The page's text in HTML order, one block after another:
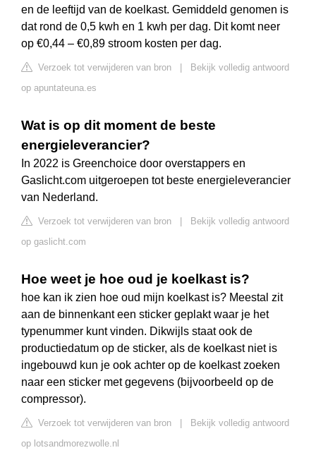
en de leeftijd van de koelkast. Gemiddeld genomen is
dat rond de 0,5 kwh en 1 kwh per dag. Dit komt neer
op €0,44 – €0,89 stroom kosten per dag.
Verzoek tot verwijderen van bron
Bekijk volledig antwoord
op apuntateuna.es
Wat is op dit moment de beste
energieleverancier?
In 2022 is Greenchoice door overstappers en
Gaslicht.com uitgeroepen tot beste energieleverancier
van Nederland.
Verzoek tot verwijderen van bron
Bekijk volledig antwoord
op gaslicht.com
Hoe weet je hoe oud je koelkast is?
hoe kan ik zien hoe oud mijn koelkast is? Meestal zit
aan de binnenkant een sticker geplakt waar je het
typenummer kunt vinden. Dikwijls staat ook de
productiedatum op de sticker, als de koelkast niet is
ingebouwd kun je ook achter op de koelkast zoeken
naar een sticker met gegevens (bijvoorbeeld op de
compressor).
Verzoek tot verwijderen van bron
Bekijk volledig antwoord
op lotsandmorezwolle.nl